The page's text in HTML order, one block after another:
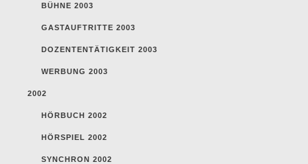
BÜHNE 2003
GASTAUFTRITTE 2003
DOZENTENTÄTIGKEIT 2003
WERBUNG 2003
2002
HÖRBUCH 2002
HÖRSPIEL 2002
SYNCHRON 2002